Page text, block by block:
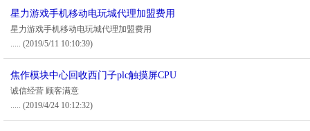
星力游戏手机移动电玩城代理加盟费用
星力游戏手机移动电玩城代理加盟费用
..... (2019/5/11 10:10:39)
焦作模块中心回收西门子plc触摸屏CPU
诚信经营 顾客满意
..... (2019/4/24 10:12:32)